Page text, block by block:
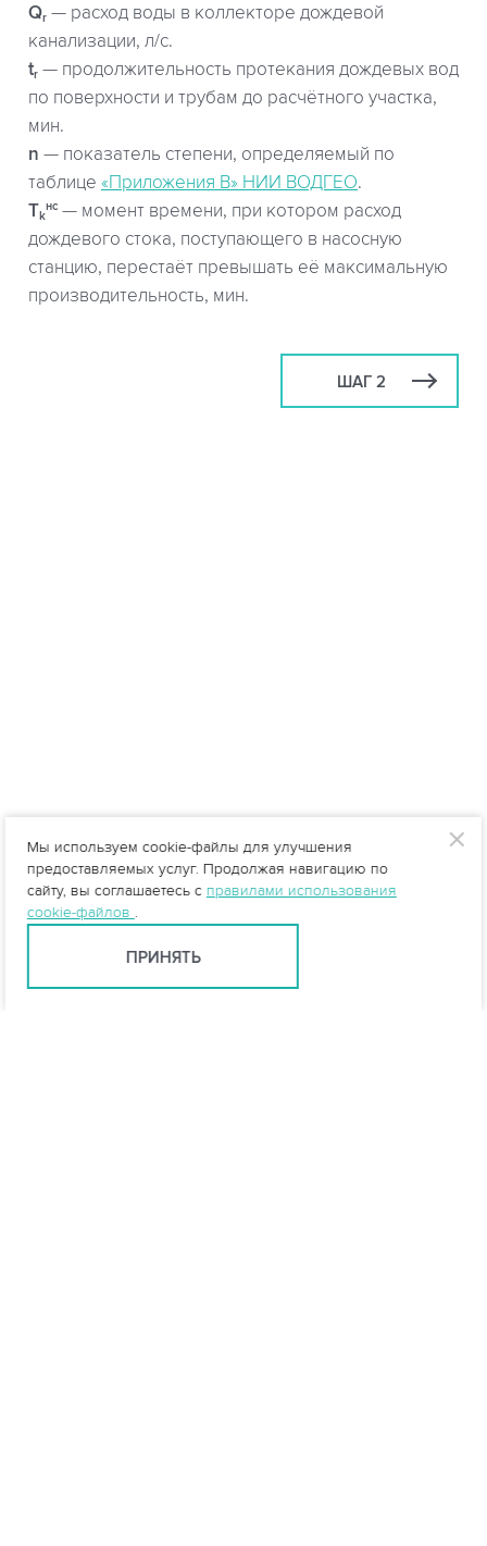
Qr — расход воды в коллекторе дождевой
канализации, л/с.
tr — продолжительность протекания дождевых вод
по поверхности и трубам до расчётного участка,
мин.
n — показатель степени, определяемый по
таблице «Приложения В» НИИ ВОДГЕО.
Tk
нс — момент времени, при котором расход
дождевого стока, поступающего в насосную
станцию, перестаёт превышать её максимальную
производительность, мин.
ШАГ 2
Мы используем cookie-файлы для улучшения
предоставляемых услуг. Продолжая навигацию по
сайту, вы соглашаетесь с правилами использования
cookie-файлов .
ПРИНЯТЬ